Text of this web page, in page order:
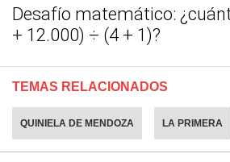
Desafío matemático:
+ 12.000) ÷ (4 + 1)?
TEMAS RELACIONADOS
QUINIELA DE MENDOZA LA PRIMERA